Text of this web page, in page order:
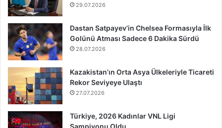
29.07.2026
Dastan Satpayev’in Chelsea Formasıyla İlk
Golünü Atması Sadece 6 Dakika Sürdü
28.07.2026
Kazakistan’ın Orta Asya Ülkeleriyle Ticareti
Rekor Seviyeye Ulaştı
27.07.2026
Türkiye, 2026 Kadınlar VNL Ligi
Şampiyonu Oldu